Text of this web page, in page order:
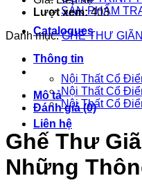
SẢN PHẨM
Catalogues
Thông tin
Nội Thất Cổ
Nội Thất Cổ
Nội Thất Cổ
Liên hệ
Lượt xem:403
Danh mục:GHẾ THƯ
Mô tả
Đánh giá (0)
Ghế Thư
Những